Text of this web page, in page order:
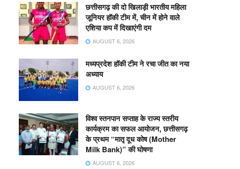
छत्तीसगढ़ की दो खिलाड़ी भारतीय महिला
जूनियर हॉकी टीम में, चीन में होने वाले
एशिया कप में दिखाएंगी दम
AUGUST 6, 2026
मध्यप्रदेश हॉकी टीम ने रचा जीत का नया
अध्याय
AUGUST 6, 2026
विश्व स्तनपान सप्ताह के राज्य स्तरीय
कार्यक्रम का सफल आयोजन, छत्तीसगढ़
के प्रथम “मातृ दूध कोष (Mother
Milk Bank)” की घोषणा
AUGUST 6, 2026